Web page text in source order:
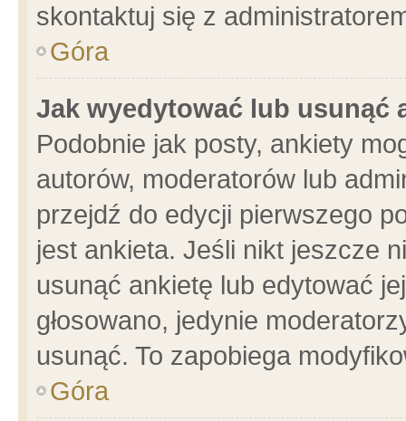
skontaktuj się z
Góra
Jak wyedytować lub usunąć
Podobnie jak posty, ankiety
autorów, moderatorów lub
przejdź do edycji pierwszego
jest ankieta. Jeśli nikt jeszcze
usunąć ankietę lub edytować
głosowano, jedynie
usunąć. To zapobiega
Góra